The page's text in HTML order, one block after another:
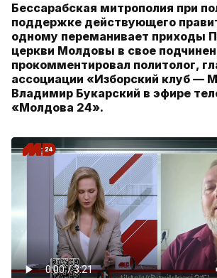
Бессарабская митрополия при
поддержке действующего
одному переманивает приходы
церкви Молдовы в свое
прокомментировал политолог,
ассоциации «Изборский клуб —
Владимир Букарский в эфире
«Молдова 24».